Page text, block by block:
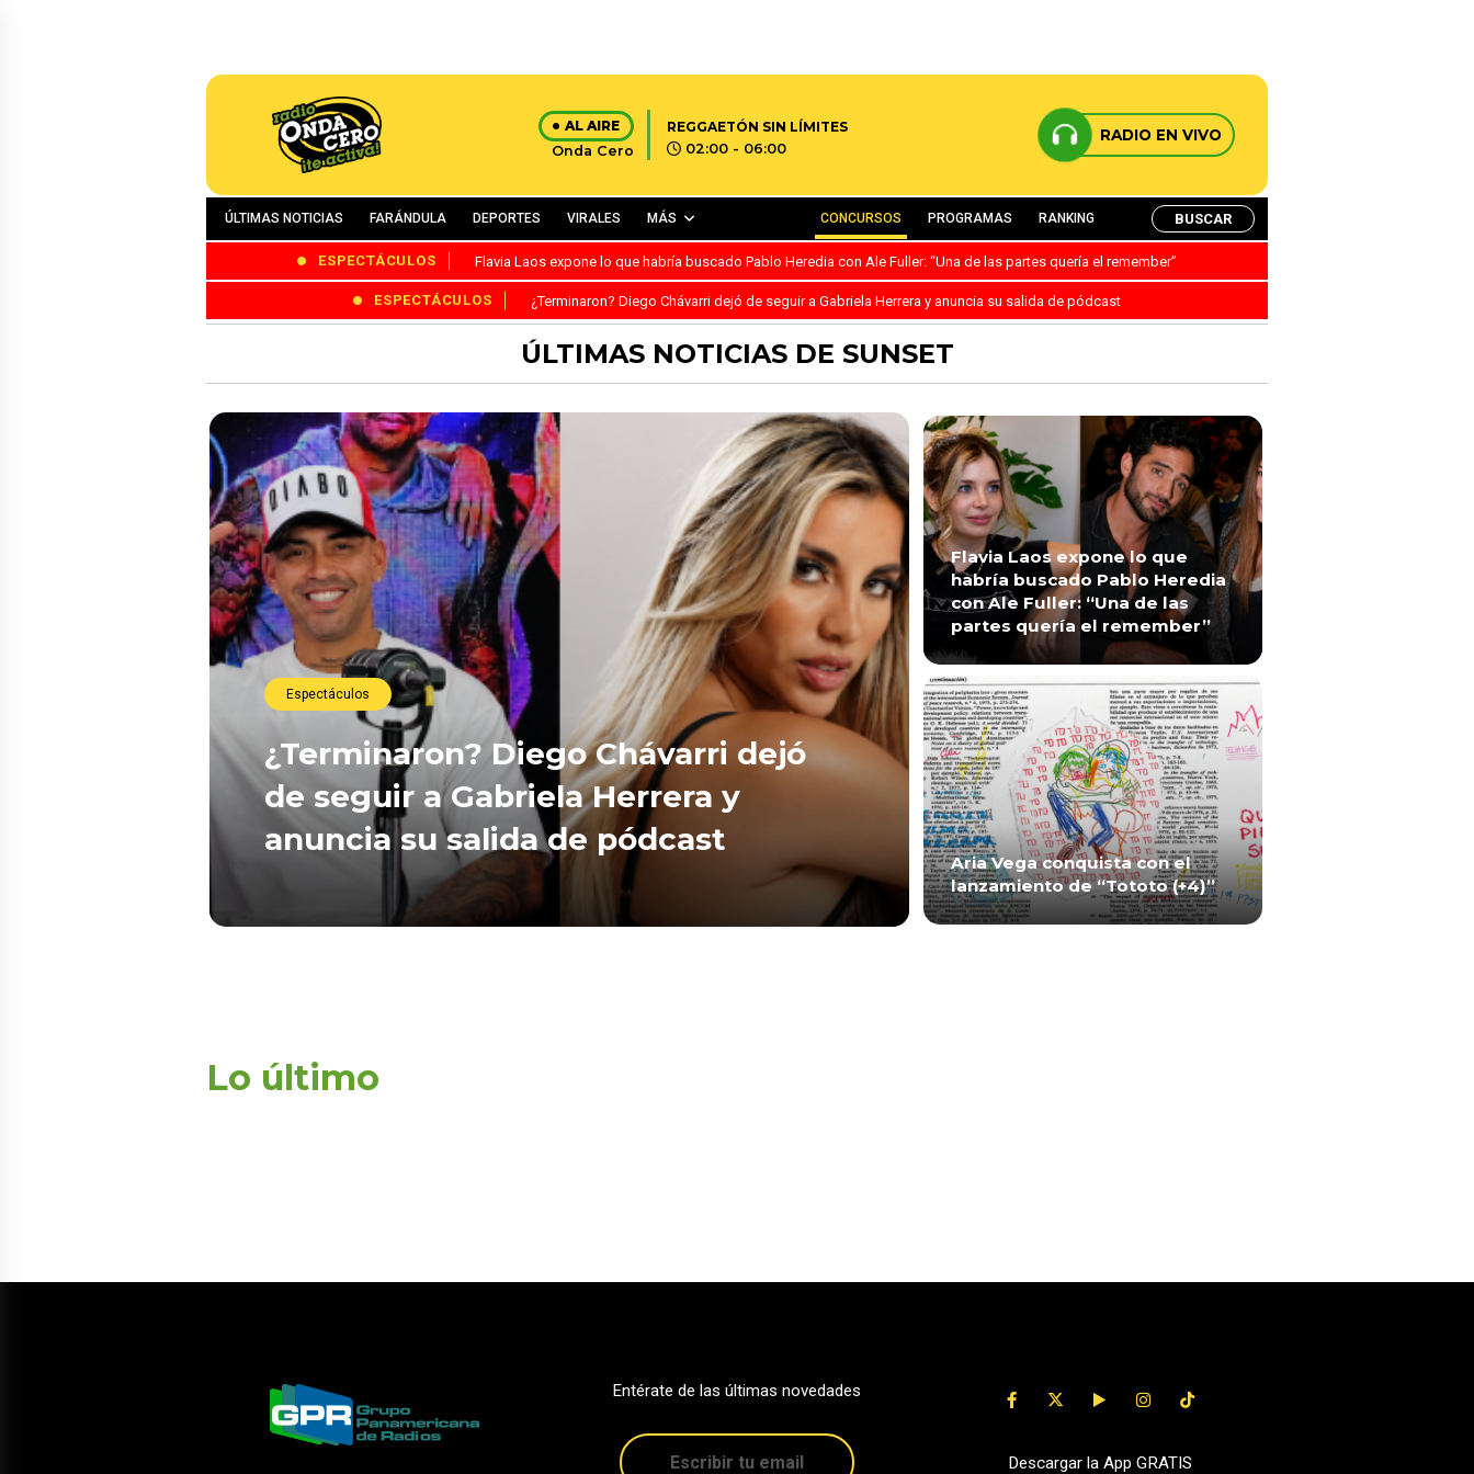
AL AIRE
Onda Cero
REGGAETÓN SIN LÍMITES
02:00 - 06:00
RADIO EN VIVO
ÚLTIMAS NOTICIAS FARÁNDULA DEPORTES VIRALES MÁS CONCURSOS PROGRAMAS RANKING BUSCAR
ESPECTÁCULOS Flavia Laos expone lo que habría buscado Pablo Heredia con Ale Fuller: “Una de las partes quería el remember”
ESPECTÁCULOS ¿Terminaron? Diego Chávarri dejó de seguir a Gabriela Herrera y anuncia su salida de pódcast
ÚLTIMAS NOTICIAS DE SUNSET
Espectáculos
¿Terminaron? Diego Chávarri dejó
de seguir a Gabriela Herrera y
anuncia su salida de pódcast
Flavia Laos expone lo que
habría buscado Pablo Heredia
con Ale Fuller: “Una de las
partes quería el remember”
Aria Vega conquista con el
lanzamiento de “Tototo (+4)”
Lo último
Entérate de las últimas novedades
Descargar la App GRATIS